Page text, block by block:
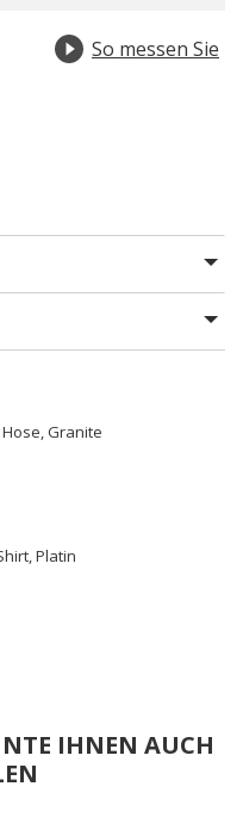
So messen Sie
Granite
Platin
IHNEN AUCH